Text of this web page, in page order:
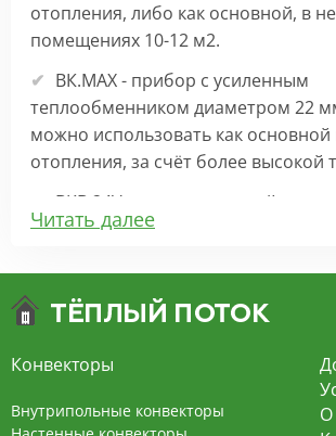
отопления, либо как основной, в
помещениях 10-12 м2.
ВК.МАХ - прибор с усиленным
теплообменником диаметром 22
можно использовать как основной
отопления, за счёт более высокой
ВКВ 24V – внутрипольный
отопления с вентилятором на 24В
экономит электроэнергию и
конвекцией на 220В. За счет
вентилятора создает
Читать далее
Конвекторы
Внутрипольные конвекторы
О